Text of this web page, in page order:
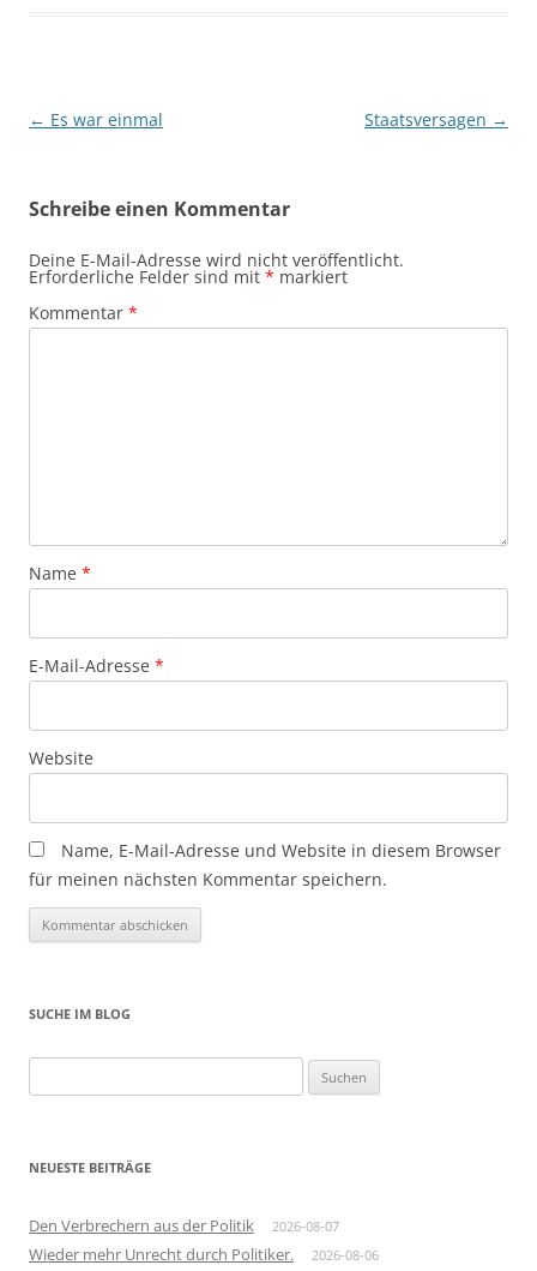
Beitragsnavigation
← Es war einmal Staatsversagen →
Schreibe einen Kommentar
Deine E-Mail-Adresse wird nicht veröffentlicht.
Erforderliche Felder sind mit * markiert
Kommentar *
Name *
E-Mail-Adresse *
Website
Name, E-Mail-Adresse und Website in diesem Browser
für meinen nächsten Kommentar speichern.
SUCHE IM BLOG
nach:
NEUESTE BEITRÄGE
Den Verbrechern aus der Politik 2026-08-07
Wieder mehr Unrecht durch Politiker. 2026-08-06